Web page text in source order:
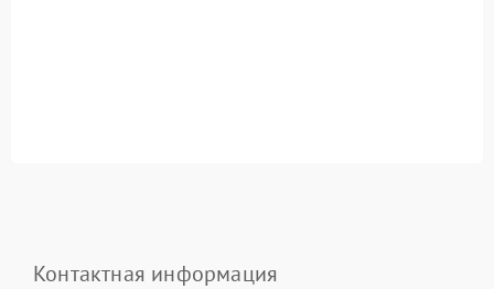
Контактная информация